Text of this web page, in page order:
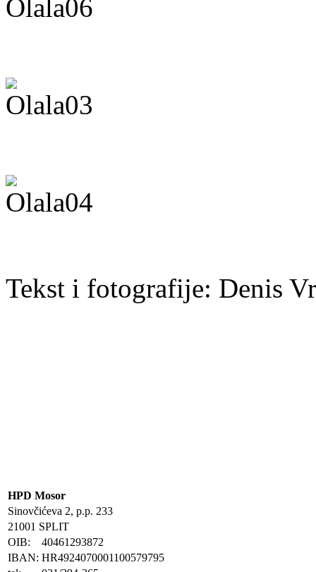
Tekst i fotografije: Denis
HPD Mosor
Sinovčićeva 2, p.p. 233
21001 SPLIT
OIB:
40461293872
IBAN: HR4924070001100579795